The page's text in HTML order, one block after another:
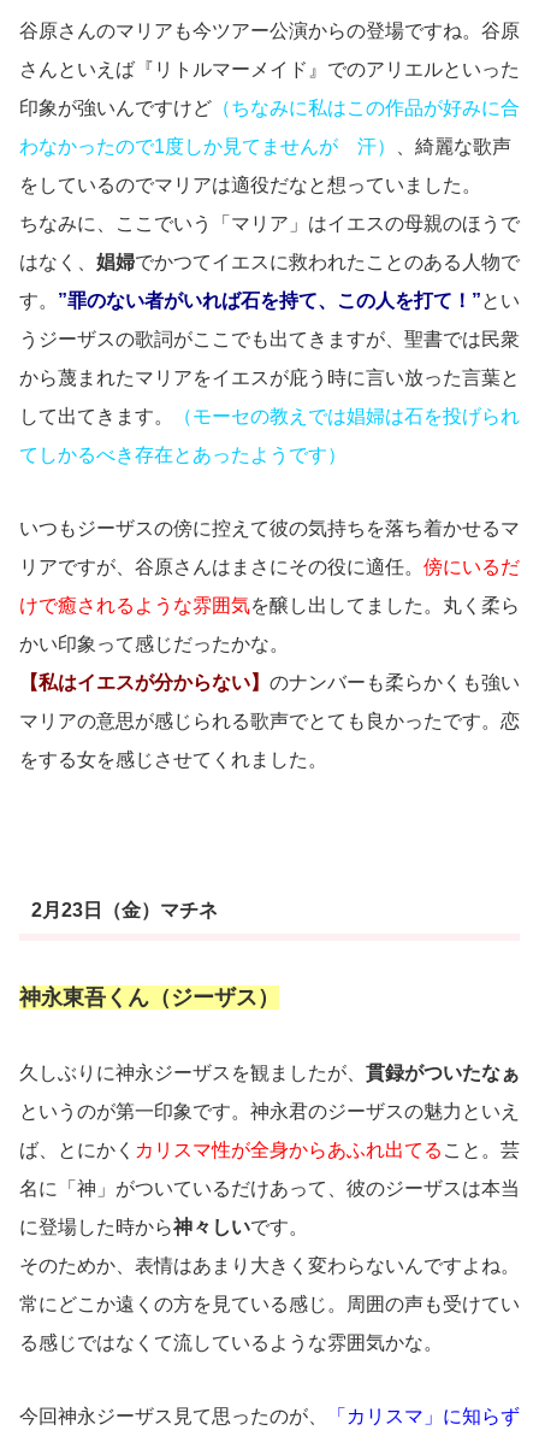
谷原さんのマリアも今ツアー公演からの登場ですね。谷原
さんといえば『リトルマーメイド』でのアリエルといった
印象が強いんですけど （ちなみに私はこの作品が好みに合
わなかったので1度しか見てませんが 汗）
、綺麗な歌声
をしているのでマリアは適役だなと想っていました。
ちなみに、ここでいう「マリア」はイエスの母親のほうで
はなく、 娼婦でかつてイエスに救われたことのある人物で
す。 ”罪のない者がいれば石を持て、この人を打て！”とい
うジーザスの歌詞がここでも出てきますが、聖書では民衆
から蔑まれたマリアをイエスが庇う時に言い放った言葉と
して出てきます。
（モーセの教えでは娼婦は石を投げられ
てしかるべき存在とあったようです）
いつもジーザスの傍に控えて彼の気持ちを落ち着かせるマ
リアですが、谷原さんはまさにその役に適任。 傍にいるだ
けで癒されるような雰囲気を醸し出してました。丸く柔ら
かい印象って感じだったかな。
【私はイエスが分からない】 のナンバーも柔らかくも強い
マリアの意思が感じられる歌声でとても良かったです。恋
をする女を感じさせてくれました。
2月23日（金）マチネ
神永東吾くん（ジーザス）
久しぶりに神永ジーザスを観ましたが、 貫録がついたなぁ
というのが第一印象です。神永君のジーザスの魅力といえ
ば、とにかく カリスマ性が全身からあふれ出てる こと。芸
名に「神」がついているだけあって、彼のジーザスは本当
に登場した時から神々しいです。
そのためか、表情はあまり大きく変わらないんですよね。
常にどこか遠くの方を見ている感じ。周囲の声も受けてい
る感じではなくて流しているような雰囲気かな。
今回神永ジーザス見て思ったのが、
「カリスマ」に知らず